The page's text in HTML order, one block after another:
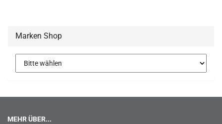
Marken Shop
MEHR ÜBER...